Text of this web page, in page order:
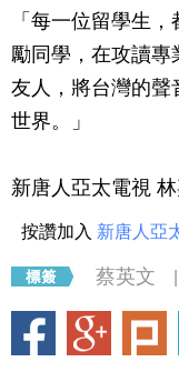
「每一位留學生
勵同學，在攻讀專
友人，將台灣的聲
世界。」
新唐人亞太電視
按讚加入 新唐人亞
蔡英文